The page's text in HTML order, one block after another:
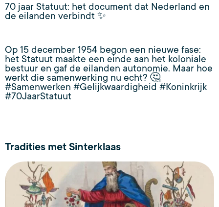
70 jaar Statuut: het document dat Nederland en
de eilanden verbindt ✨
Op 15 december 1954 begon een nieuwe fase:
het Statuut maakte een einde aan het koloniale
bestuur en gaf de eilanden autonomie. Maar hoe
werkt die samenwerking nu echt? 🤔
#Samenwerken #Gelijkwaardigheid #Koninkrijk
#70JaarStatuut
Tradities met Sinterklaas